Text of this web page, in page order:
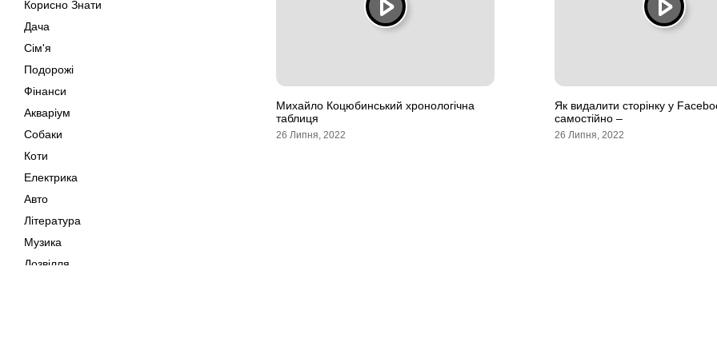
Корисно Знати
Дача
Сім'я
Подорожі
Фінанси
Акваріум
Собаки
Коти
Електрика
Авто
Література
Музика
Дозвілля
Михайло Коцюбинський хронологічна
таблиця
26 Липня, 2022
Як видалити сторінку у
самостійно –
26 Липня, 2022